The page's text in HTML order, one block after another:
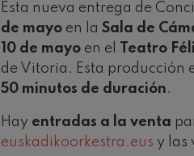
Esta nueva entrega de
de mayo en la Sala de
10 de mayo en el Teatro
de Vitoria. Esta producción
50 minutos de duración.
Hay entradas a la venta
euskadikoorkestra.eus y las